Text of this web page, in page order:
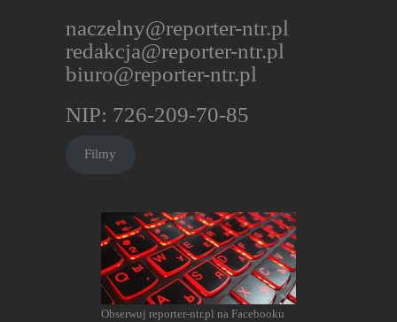
naczelny@reporter-ntr.pl
redakcja@reporter-ntr.pl
biuro@reporter-ntr.pl
NIP: 726-209-70-85
Filmy
Obserwuj reporter-ntr.pl na Facebooku